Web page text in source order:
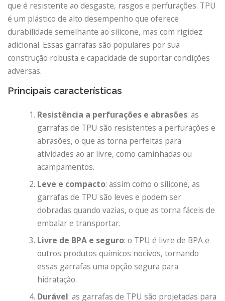
que é resistente ao desgaste, rasgos e perfurações. TPU
é um plástico de alto desempenho que oferece
durabilidade semelhante ao silicone, mas com rigidez
adicional. Essas garrafas são populares por sua
construção robusta e capacidade de suportar condições
adversas.
Principais características
Resistência a perfurações e abrasões: as
garrafas de TPU são resistentes a perfurações e
abrasões, o que as torna perfeitas para
atividades ao ar livre, como caminhadas ou
acampamentos.
Leve e compacto: assim como o silicone, as
garrafas de TPU são leves e podem ser
dobradas quando vazias, o que as torna fáceis de
embalar e transportar.
Livre de BPA e seguro: o TPU é livre de BPA e
outros produtos químicos nocivos, tornando
essas garrafas uma opção segura para
hidratação.
Durável: as garrafas de TPU são projetadas para